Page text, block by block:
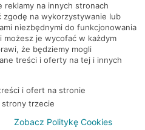
S.A. Wszelkie prawa zastrzeżone
reklamy na innych stronach
na wykorzystywanie lub
niezbędnymi do funkcjonowania
je wycofać w każdym
że będziemy mogli
treści i oferty na tej i innych
i ofert na stronie
trzecie
Zobacz Politykę Cookies